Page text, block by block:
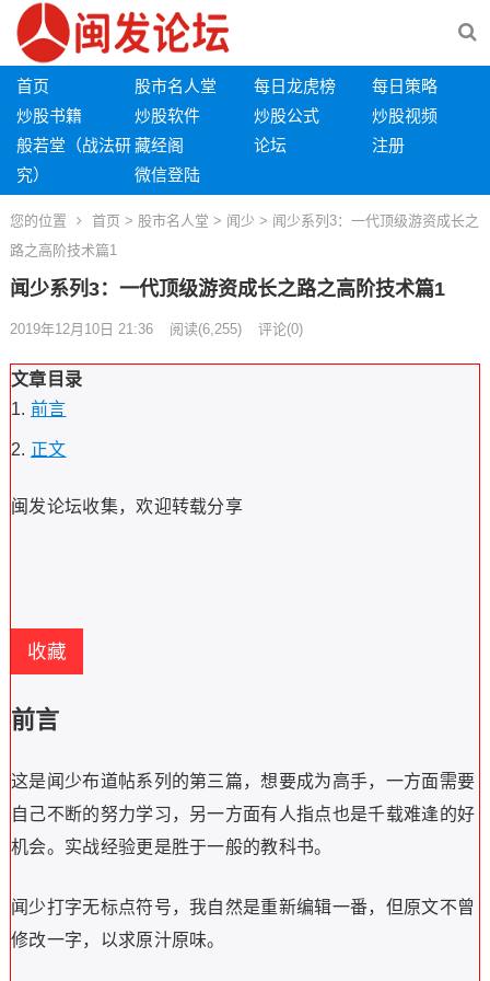
首页 股市名人堂 每日龙虎榜
每日策略
炒股书籍
炒股软件 炒股公式
炒股视频
般若堂（战法研
究）
藏经阁 论坛
注册
微信登陆
您的位置 首页 > 股市名人堂 > 闻少 > 闻少系列3：一代顶级游资成长之
路之高阶技术篇1
闻少系列3：一代顶级游资成长之路之高阶技术篇1
2019年12月10日 21:36 阅读(6,255) 评论(0)
文章目录
前言
正文
闽发论坛收集，欢迎转载分享
收藏
前言
这是闻少布道帖系列的第三篇，想要成为高手，一方面需要
自己不断的努力学习，另一方面有人指点也是千载难逢的好
机会。实战经验更是胜于一般的教科书。
闻少打字无标点符号，我自然是重新编辑一番，但原文不曾
修改一字，以求原汁原味。